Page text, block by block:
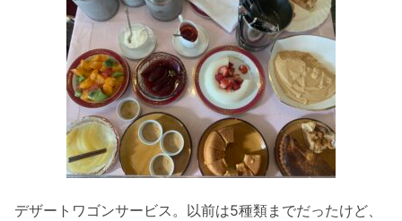
デザートワゴンサービス。以前は5種類までだったけど、